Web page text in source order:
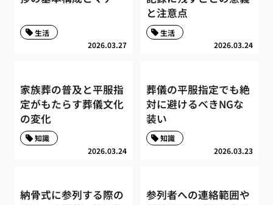
2026.03.27
生活
と注意点
2026.03.24
生活
家族葬の普及と平服指
定がもたらす葬儀文化
の変化
2026.03.24
知識
葬儀の平服指定でも絶
対に避けるべきNGな
装い
2026.03.23
知識
納骨式に参列する際の
参列者への連絡範囲や